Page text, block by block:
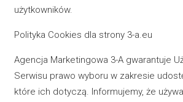
użytkowników.
Polityka Cookies dla strony 3-a.eu
Agencja Marketingowa 3-A gwarantuje
Serwisu prawo wyboru w zakresie
które ich dotyczą. Informujemy, że